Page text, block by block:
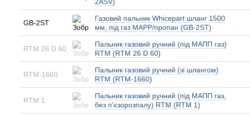
GB-2ST
Газовий пальник Whicepart шланг 1500
мм, під газ MAPP/пропан (GB-2ST)
RTM 26 D 60
Пальник газовий ручний (під МАПП газ)
RTM (RTM 26 D 60)
RTM-1660
Пальник газовий ручний (зі шлангом)
RTM (RTM-1660)
RTM 1
Пальник газовий ручний (під МАПП газ,
без п'єзорозпалу) RTM (RTM 1)